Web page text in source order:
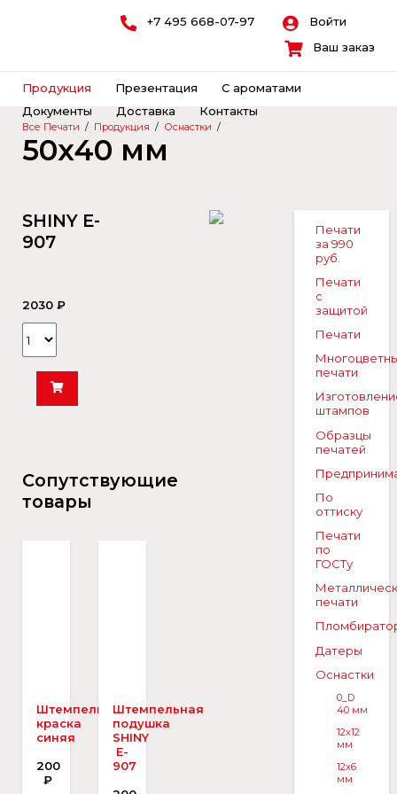
+7 495 668-07-97
Войти
Ваш заказ
Продукция Презентация
С ароматами
Документы
Доставка Контакты
Все Печати / Продукция / Оснастки /
50x40 мм
SHINY E-
907
2030 ₽
Сопутствующие
товары
Штемпельная
краска
синяя
200
₽
Штемпельная
подушка
SHINY
E-
907
Печати
за 990
руб.
Печати
с
защитой
Печати
печати
штампов
Образцы
печатей
По
оттиску
Печати
по
ГОСТу
печати
Датеры
Оснастки
0_D
40 мм
12x12
мм
12x6
мм